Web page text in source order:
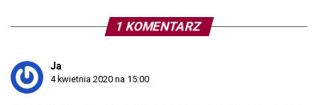
1 KOMENTARZ
Ja
4 kwietnia 2020 na 15:00